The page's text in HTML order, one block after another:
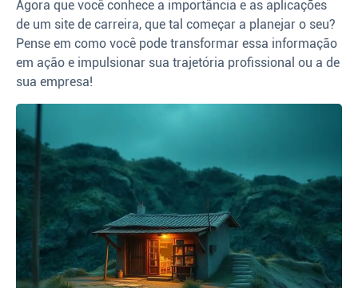
Agora que você conhece a importância e as aplicações
de um site de carreira, que tal começar a planejar o seu?
Pense em como você pode transformar essa informação
em ação e impulsionar sua trajetória profissional ou a de
sua empresa!